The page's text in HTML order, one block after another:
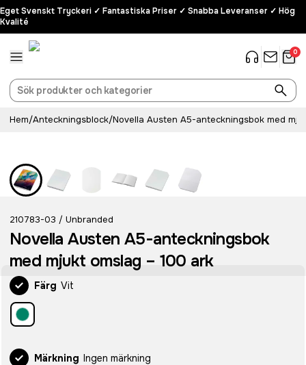
Eget Svenskt Tryckeri ✓ Fantastiska Priser ✓ Snabba Leveranser ✓ Hög
Kvalité
0
Hem/Anteckningsblock/Novella Austen A5-anteckningsbok med
210783-03 / Unbranded
Novella Austen A5-anteckningsbok
med mjukt omslag – 100 ark
Färg Vit
Märkning Ingen märkning